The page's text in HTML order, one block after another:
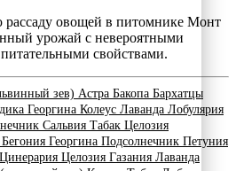
рассаду овощей в питомнике Монт
урожай с невероятными
свойствами.
зев) Астра Бакопа Бархатцы
Георгина Колеус Лаванда Лобулярия
Сальвия Табак Целозия
Бегония Георгина Подсолнечник Петуния
Цинерария Целозия Газания Лаванда